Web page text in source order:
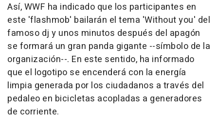
Así, WWF ha indicado que los participantes en
este 'flashmob' bailarán el tema 'Without you' del
famoso dj y unos minutos después del apagón
se formará un gran panda gigante --símbolo de la
organización--. En este sentido, ha informado
que el logotipo se encenderá con la energía
limpia generada por los ciudadanos a través del
pedaleo en bicicletas acopladas a generadores
de corriente.